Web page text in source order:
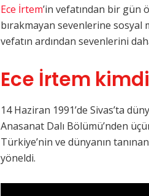
Ece İrtem’in vefatından bir gün
bırakmayan sevenlerine
vefatın ardından sevenlerini
Ece İrtem
14 Haziran 1991’de Sivas’ta
Anasanat Dalı Bölümü’nden
Türkiye’nin ve dünyanın
yöneldi.